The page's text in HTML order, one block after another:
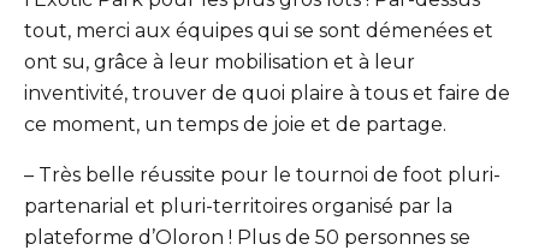
tout, merci aux équipes qui se sont démenées et
ont su, grâce à leur mobilisation et à leur
inventivité, trouver de quoi plaire à tous et faire de
ce moment, un temps de joie et de partage.
– Très belle réussite pour le tournoi de foot pluri-
partenarial et pluri-territoires organisé par la
plateforme d’Oloron ! Plus de 50 personnes se